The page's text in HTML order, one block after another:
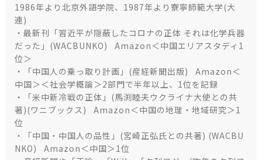
1986年より北京外語学院、1987年より寮寧師範大学(大
連)
・最新刊「習近平が隠蔽したコロナの正体 それは化学兵器
だった」(WACBUNKO) Amazon＜中国エリアスタディ1
位＞
・「中国人の乗っ取り計画」(産経新聞出版) Amazon＜
中国＞＜社会学概論＞2部門で半年以上、1位を記録
・「米中新冷戦の正体」(馬渕睦夫ウクライナ大使との共
著)(ワニブックス) Amazon＜中国の地理・地域研究＞1
位
・「中国・中国人の品性」(宮崎正弘氏との共著) (WACBU
NKO) Amazon＜中国＞1位